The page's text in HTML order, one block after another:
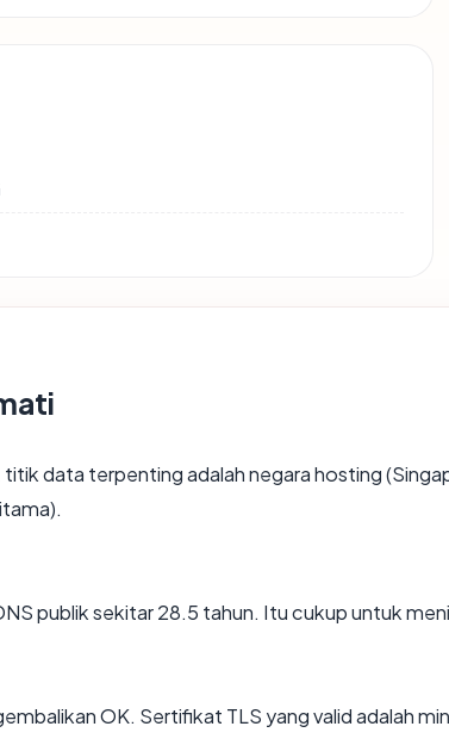
titik data terpenting adalah negara hosting
publik sekitar 28.5 tahun. Itu cukup untuk
OK. Sertifikat TLS yang valid adalah